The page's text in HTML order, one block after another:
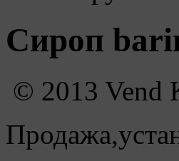
Сироп
© 2013 Vend